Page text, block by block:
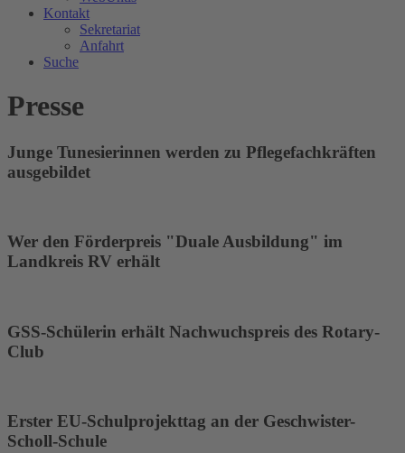
Kontakt
Sekretariat
Anfahrt
Suche
Presse
Junge Tunesierinnen werden zu Pflegefachkräften
ausgebildet
Wer den Förderpreis "Duale Ausbildung" im
Landkreis RV erhält
GSS-Schülerin erhält Nachwuchspreis des Rotary-
Club
Erster EU-Schulprojekttag an der Geschwister-
Scholl-Schule